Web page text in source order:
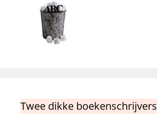
Twee dikke boekenschrijvers